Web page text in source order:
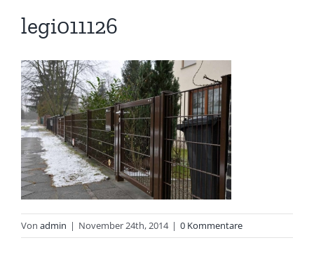
legi011126
Von admin | November 24th, 2014 | 0 Kommentare